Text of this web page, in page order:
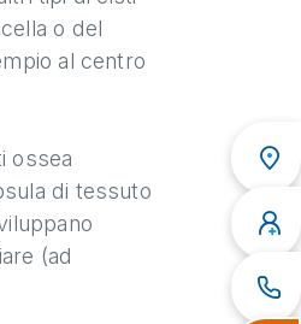
o del
al centro
ossea
di tessuto
(ad